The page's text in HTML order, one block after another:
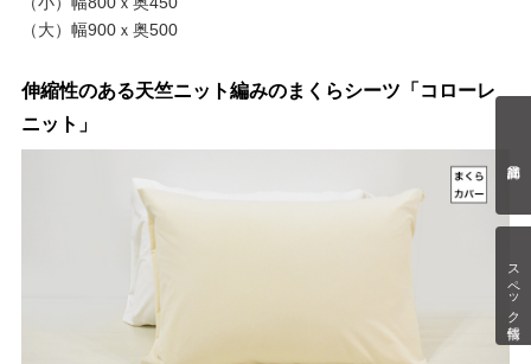
スペック情報
（大）幅900ｘ奥500
伸縮性のある天竺ニット編みのまくらシーツ「コローレ
ニット」